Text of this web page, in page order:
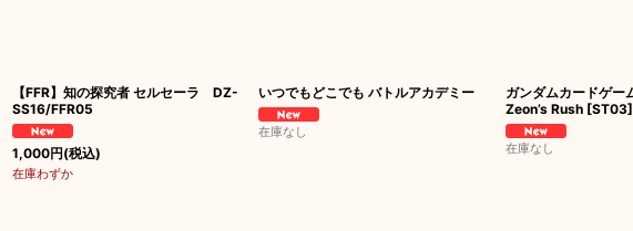
【FFR】知の探究者 セルセーラ DZ-
SS16/FFR05
1,000円(税込)
在庫わずか
いつでもどこでも バトルアカデミー
在庫なし
ガンダムカードゲー
Zeon’s Rush [ST03]
在庫なし